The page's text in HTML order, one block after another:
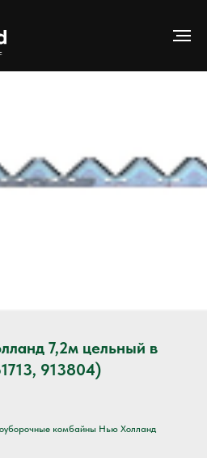
7,2м цельный в
913804)
комбайны Нью Холланд